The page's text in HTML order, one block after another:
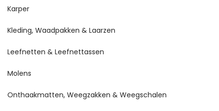
Karper
Kleding, Waadpakken & Laarzen
Leefnetten & Leefnettassen
Molens
Onthaakmatten, Weegzakken & Weegschalen